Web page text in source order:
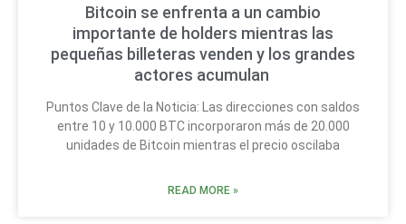
Bitcoin se enfrenta a un cambio
importante de holders mientras las
pequeñas billeteras venden y los grandes
actores acumulan
Puntos Clave de la Noticia: Las direcciones con saldos
entre 10 y 10.000 BTC incorporaron más de 20.000
unidades de Bitcoin mientras el precio oscilaba
READ MORE »